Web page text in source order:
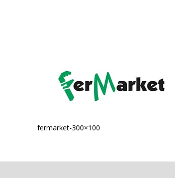
fermarket-300×100